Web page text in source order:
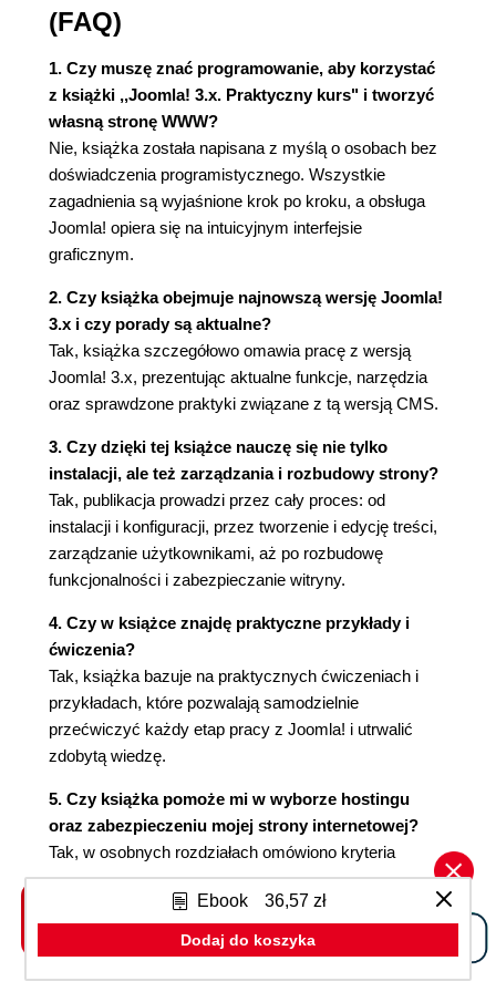
Kopiowanie kategorii (90)
Przenoszenie kategorii (91)
Usuwanie i odzyskiwanie kategorii (92)
Tworzenie treści - artykuły (94)
Zarządzanie artykułami (104)
Kopiowanie artykułów (106)
Przenoszenie artykułów (107)
Usuwanie i odzyskiwanie artykułów (107)
Artykuły wyróżnione (109)
Część wstępna (tzw. zajawka) artykułu (111)
Menedżer Media (113)
Tworzenie katalogów (116)
Wczytywanie plików (118)
Grafika w artykułach (120)
Grafika w kategoriach (127)
Jak tworzyć dostępne treści (WCAG 2.0) (129)
Jak poprawnie oznaczyć strukturę artykułu?
(130)
Kiedy i jak stosować listy (wykazy)? (131)
Jak oznaczać cytaty? (134)
Podział długiego artykułu (135)
obrazów? (135)
Jak poprawnie tworzyć odnośniki? (138)
Konfiguracja globalna artykułów (139)
Zakładka Artykuły (140)
Zakładka Edycja artykułu (141)
Zakładka Kategoria (142)
Zakładka Przegląd/Wyróżnione (143)
Zakładka Opcje listy pozycji (145)
Zakładka Opcje wspólne (145)
Zakładka Integracja (146)
Zakładka Uprawnienia (146)
Rozdział 4. Menu, czyli system nawigacji Twojej
(FAQ)
1. Czy muszę znać programowanie, aby korzystać
z książki ,,Joomla! 3.x. Praktyczny kurs" i tworzyć
własną stronę WWW?
Nie, książka została napisana z myślą o osobach bez
doświadczenia programistycznego. Wszystkie
zagadnienia są wyjaśnione krok po kroku, a obsługa
Joomla! opiera się na intuicyjnym interfejsie
graficznym.
2. Czy książka obejmuje najnowszą wersję Joomla!
3.x i czy porady są aktualne?
Tak, książka szczegółowo omawia pracę z wersją
Joomla! 3.x, prezentując aktualne funkcje, narzędzia
oraz sprawdzone praktyki związane z tą wersją CMS.
3. Czy dzięki tej książce nauczę się nie tylko
instalacji, ale też zarządzania i rozbudowy strony?
Tak, publikacja prowadzi przez cały proces: od
instalacji i konfiguracji, przez tworzenie i edycję treści,
zarządzanie użytkownikami, aż po rozbudowę
funkcjonalności i zabezpieczanie witryny.
4. Czy w książce znajdę praktyczne przykłady i
ćwiczenia?
Tak, książka bazuje na praktycznych ćwiczeniach i
przykładach, które pozwalają samodzielnie
przećwiczyć każdy etap pracy z Joomla! i utrwalić
zdobytą wiedzę.
5. Czy książka pomoże mi w wyborze hostingu
oraz zabezpieczeniu mojej strony internetowej?
Tak, w osobnych rozdziałach omówiono kryteria
wyboru hostingu dla Joomla! oraz kompleksowe
metody zabezpieczania witryny przed zagrożeniami.
6. Czy dowiem się, jak tworzyć kopie zapasowe i
przywracać stronę w razie awarii?
Ebook 36,57 zł
Dodaj do koszyka